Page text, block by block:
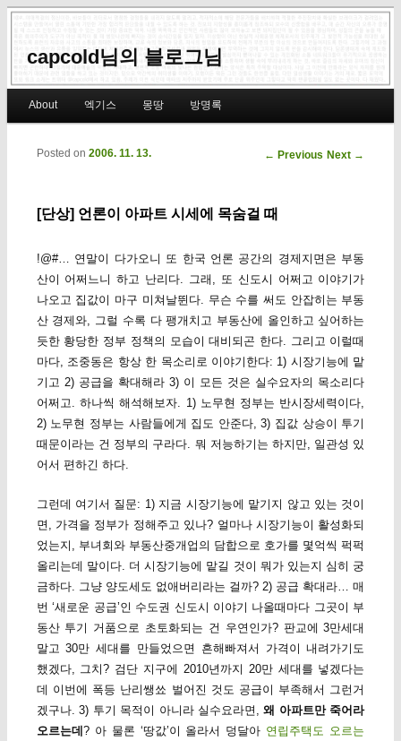
capcold님의 블로그님
Skip to primary content
Skip to secondary content
About 엑기스 몽땅 방명록
Post navigation
← Previous Next →
[단상] 언론이 아파트 시세에 목숨걸 때
Posted on 2006. 11. 13.
!@#… 연말이 다가오니 또 한국 언론 공간의 경제지면은 부동
산이 어쩌느니 하고 난리다. 그래, 또 신도시 어쩌고 이야기가
나오고 집값이 마구 미쳐날뛴다. 무슨 수를 써도 안잡히는 부동
산 경제와, 그럴 수록 다 팽개치고 부동산에 올인하고 싶어하는
듯한 황당한 정부 정책의 모습이 대비되곤 한다. 그리고 이럴때
마다, 조중동은 항상 한 목소리로 이야기한다: 1) 시장기능에 맡
기고 2) 공급을 확대해라 3) 이 모든 것은 실수요자의 목소리다
어쩌고. 하나씩 해석해보자. 1) 노무현 정부는 반시장세력이다,
2) 노무현 정부는 사람들에게 집도 안준다, 3) 집값 상승이 투기
때문이라는 건 정부의 구라다. 뭐 저능하기는 하지만, 일관성 있
어서 편하긴 하다.
그런데 여기서 질문: 1) 지금 시장기능에 맡기지 않고 있는 것이
면, 가격을 정부가 정해주고 있나? 얼마나 시장기능이 활성화되
었는지, 부녀회와 부동산중개업의 담합으로 호가를 몇억씩 퍽퍽
올리는데 말이다. 더 시장기능에 맡길 것이 뭐가 있는지 심히 궁
금하다. 그냥 양도세도 없애버리라는 걸까? 2) 공급 확대라… 매
번 ‘새로운 공급’인 수도권 신도시 이야기 나올때마다 그곳이 부
동산 투기 거품으로 초토화되는 건 우연인가? 판교에 3만세대
말고 30만 세대를 만들었으면 흔해빠져서 가격이 내려가기도
했겠다, 그치? 검단 지구에 2010년까지 20만 세대를 넣겠다는
데 이번에 폭등 난리쌩쑈 벌어진 것도 공급이 부족해서 그런거
겠구나. 3) 투기 목적이 아니라 실수요라면,왜 아파트만 죽어라
오르는데 ? 아 물론 ‘땅값’이 올라서 덩달아 연립주택도 오르는